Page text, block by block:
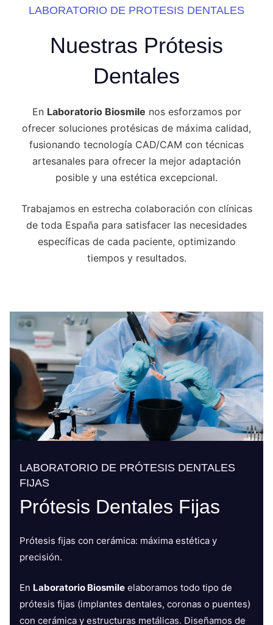
LABORATORIO DE PROTESIS DENTALES
Nuestras Prótesis
Dentales
En Laboratorio Biosmile nos esforzamos por
ofrecer soluciones protésicas de máxima calidad,
fusionando tecnología CAD/CAM con técnicas
artesanales para ofrecer la mejor adaptación
posible y una estética excepcional.
Trabajamos en estrecha colaboración con clínicas
de toda España para satisfacer las necesidades
específicas de cada paciente, optimizando
tiempos y resultados.
LABORATORIO DE PRÓTESIS DENTALES
FIJAS
Prótesis Dentales Fijas
Prótesis fijas con cerámica: máxima estética y
precisión.
En Laboratorio Biosmile elaboramos todo tipo de
prótesis fijas (implantes dentales, coronas o puentes)
con cerámica y estructuras metálicas. Diseñamos de